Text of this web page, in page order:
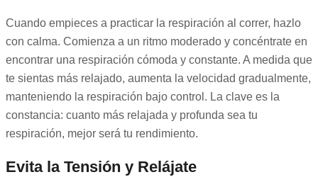
Cuando empieces a practicar la respiración al correr, hazlo
con calma. Comienza a un ritmo moderado y concéntrate en
encontrar una respiración cómoda y constante. A medida que
te sientas más relajado, aumenta la velocidad gradualmente,
manteniendo la respiración bajo control. La clave es la
constancia: cuanto más relajada y profunda sea tu
respiración, mejor será tu rendimiento.
Evita la Tensión y Relájate